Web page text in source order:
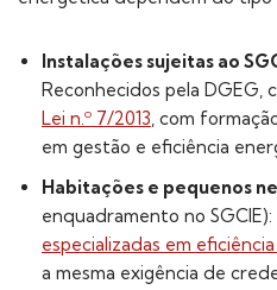
Instalações sujeitas ao
Reconhecidos pela DGEG,
Lei n.º 7/2013 , com
em gestão e eficiência
Habitações e pequenos
enquadramento no
especializadas em
a mesma exigência de